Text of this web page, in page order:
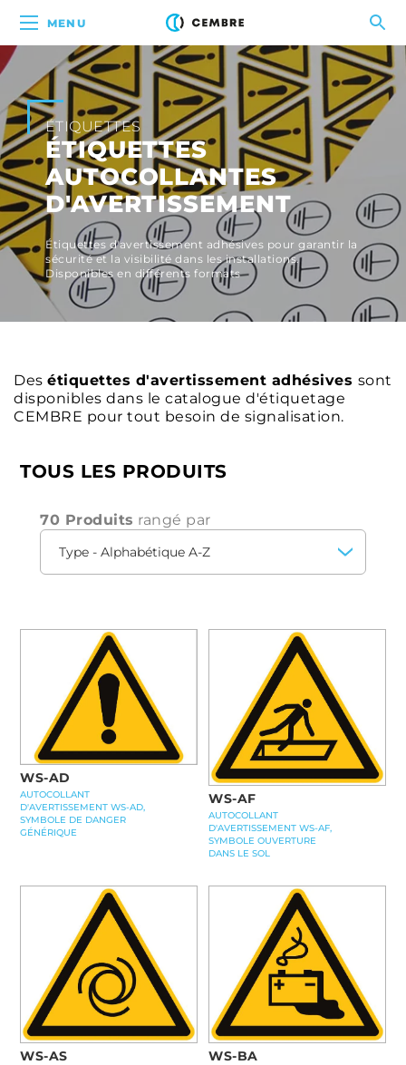
MENU
ÉTIQUETTES
ÉTIQUETTES
AUTOCOLLANTES
D'AVERTISSEMENT
Étiquettes d'avertissement adhésives pour garantir la
sécurité et la visibilité dans les installations.
Disponibles en différents formats
Des étiquettes d'avertissement adhésives sont
disponibles dans le catalogue d'étiquetage
CEMBRE pour tout besoin de signalisation.
TOUS LES PRODUITS
70 Produits rangé par
WS-AD
AUTOCOLLANT
D'AVERTISSEMENT WS-AD,
SYMBOLE DE DANGER
GÉNÉRIQUE
WS-AF
AUTOCOLLANT
D'AVERTISSEMENT WS-AF,
SYMBOLE OUVERTURE
DANS LE SOL
WS-AS WS-BA